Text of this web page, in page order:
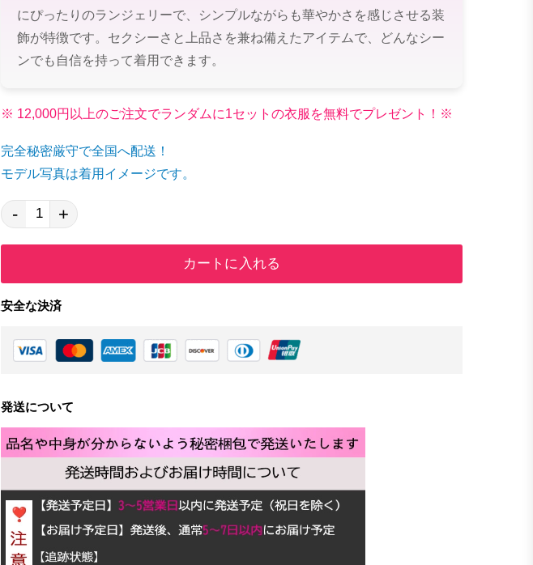
にぴったりのランジェリーで、シンプルながらも華やかさを感じさせる装
飾が特徴です。セクシーさと上品さを兼ね備えたアイテムで、どんなシー
ンでも自信を持って着用できます。
※ 12,000円以上のご注文でランダムに1セットの衣服を無料でプレゼント！※
完全秘密厳守で全国へ配送！
モデル写真は着用イメージです。
- +
カートに入れる
安全な決済
発送について